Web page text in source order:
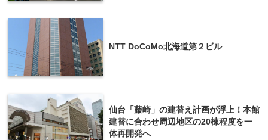
NTT DoCoMo北海道第２ビル
仙台「藤崎」の建替え計画が浮上！本館
建替に合わせ周辺地区の20棟程度を一
体再開発へ